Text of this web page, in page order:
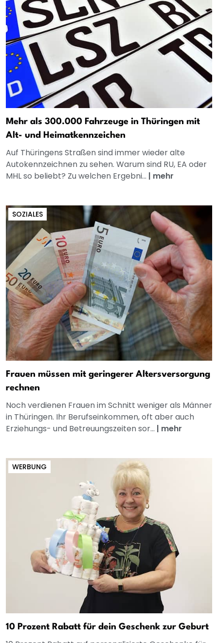
Mehr als 300.000 Fahrzeuge in Thüringen mit
Alt- und Heimatkennzeichen
Auf Thüringens Straßen sind immer wieder alte
Autokennzeichnen zu sehen. Warum sind RU, EA oder
MHL so beliebt? Zu welchen Ergebni... | mehr
SOZIALES
Frauen müssen mit geringerer Altersversorgung
rechnen
Noch verdienen Frauen im Schnitt weniger als Männer
in Thüringen. Ihr Berufseinkommen, oft aber auch
Erziehungs- und Betreuungszeiten sor... | mehr
WERBUNG
10 Prozent Rabatt für dein Geschenk zur Geburt